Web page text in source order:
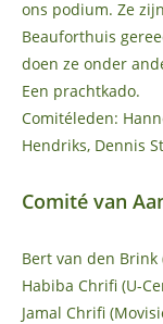
ons podium. Ze
Beauforthuis
doen ze onder
Een prachtkado.
Comitéleden:
Hendriks, Dennis
Comité van
Bert van den Brink
Habiba Chrifi (U-
Jamal Chrifi